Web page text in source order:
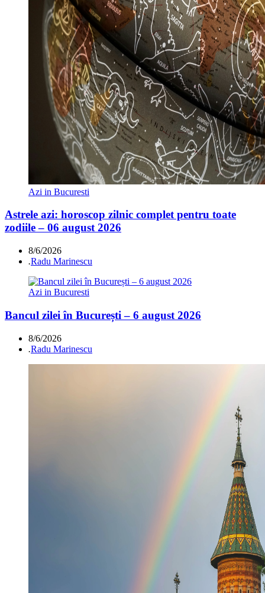
Azi in Bucuresti
Astrele azi: horoscop zilnic complet pentru toate
zodiile – 06 august 2026
8/6/2026
.Radu Marinescu
Azi in Bucuresti
Bancul zilei în București – 6 august 2026
8/6/2026
.Radu Marinescu